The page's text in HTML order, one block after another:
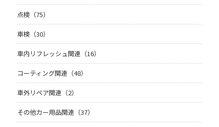
点検（75）
車検（30）
車内リフレッシュ関連（16）
コーティング関連（48）
車外リペア関連（2）
その他カー用品関連（37）